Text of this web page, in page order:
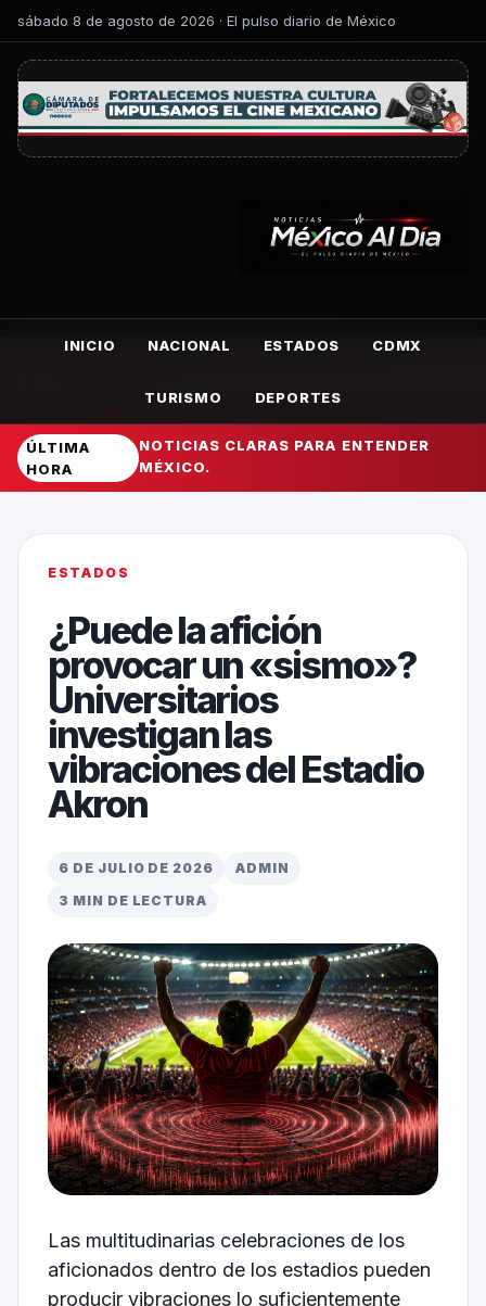
sábado 8 de agosto de 2026 · El pulso diario de México
INICIO NACIONAL ESTADOS CDMX
TURISMO DEPORTES
ÚLTIMA
HORA
NOTICIAS CLARAS PARA ENTENDER
MÉXICO.
ESTADOS
¿Puede la afición
provocar un «sismo»?
Universitarios
investigan las
vibraciones del Estadio
Akron
6 DE JULIO DE 2026
ADMIN
3 MIN DE LECTURA
Las multitudinarias celebraciones de los
aficionados dentro de los estadios pueden
producir vibraciones lo suficientemente